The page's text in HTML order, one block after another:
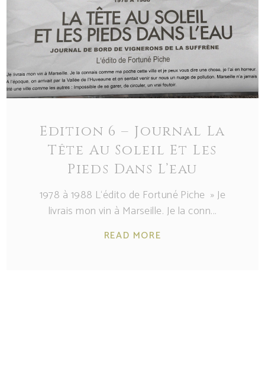
Edition 6 – Journal La
Tête Au Soleil Et Les
Pieds Dans L’eau
1978 à 1988 L‘édito de Fortuné Piche » Je
livrais mon vin à Marseille. Je la conn
READ MORE